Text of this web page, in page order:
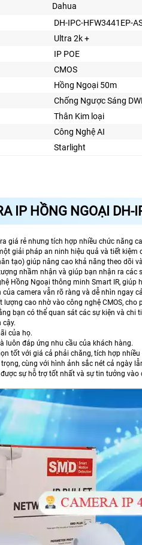
Dahua
DH-IPC-HFW3441EP-
Ultra 2k +
IP POE
CMOS
Hồng Ngoại 50m
Chống Ngược Sáng
Thân Kim loại
Công Nghệ AI
Starlight
IP HỒNG NGOẠI DH-
giá rẻ nhưng tích hợp nhiều chức năng
giải pháp an ninh hiệu quả và tiết kiệm
tạo) giúp nâng cao khả năng theo dõi
nhầm nhận và giúp bạn nhận ra các
Hồng Ngoại thông minh Smart IR,
camera vẫn rõ ràng và dễ nhìn ngay
cao nhờ vào công nghệ CMOS,
bạn có thể quan sát các sự kiện và chi
cậy.
của họ.
luôn đáp ứng nhu cầu của khách hàng.
tốt với giá cả phải chăng, tích hợp
cùng với hình ảnh sắc nét cả ngày
sự hỗ trợ tốt nhất và sự tin tưởng vào